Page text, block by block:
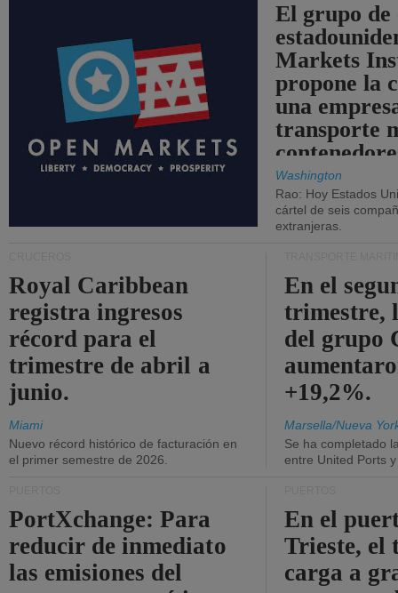
El grupo de
Markets
propone la
una
transporte
Washington
Rao: Hoy Estados
cártel de seis
extranjeras.
Royal Caribbean
registra ingresos
récord para el
trimestre de abril a
junio.
Miami
Nuevo récord histórico de facturación en
el primer semestre de 2026.
En el
trimestre,
del grupo
+19,2%.
Marsella/Nueva
Se ha completado
entre United Ports
PortXchange: Para
reducir de inmediato
las emisiones del
En el
Trieste, el
carga a